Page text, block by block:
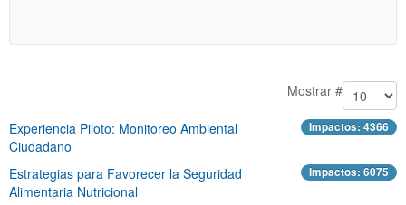
Mostrar #
Impactos: 4366
Experiencia Piloto: Monitoreo Ambiental
Ciudadano
Impactos: 6075
Estrategias para Favorecer la Seguridad
Alimentaria Nutricional